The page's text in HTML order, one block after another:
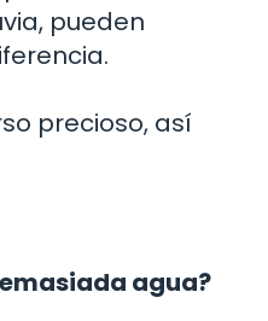
pueden
precioso, así
agua?